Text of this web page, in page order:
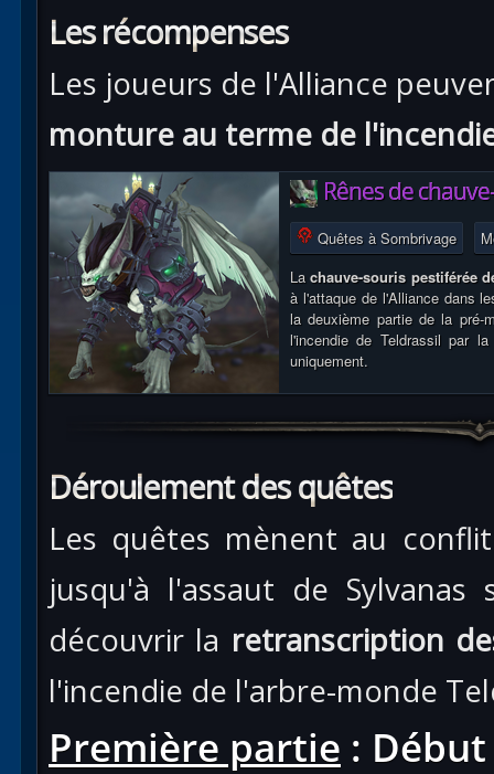
Les récompenses
Les joueurs de l'Alliance
monture au terme de
Rênes de
Quêtes à Sombrivage
La chauve-souris pestiférée
à l'attaque de l'Alliance dans
la deuxième partie de la
l'incendie de Teldrassil par
uniquement.
Déroulement des quêtes
Les quêtes mènent au
jusqu'à l'assaut de Sylvanas
découvrir la retranscription
l'incendie de l'arbre-monde
Première partie :